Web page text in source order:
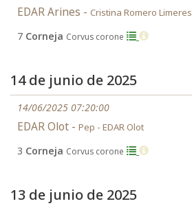
EDAR Arines - Cristina Romero Limeres
7 Corneja Corvus corone
14 de junio de 2025
14/06/2025 07:20:00
EDAR Olot - Pep - EDAR Olot
3 Corneja Corvus corone
13 de junio de 2025